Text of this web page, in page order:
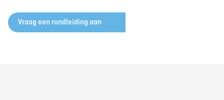
Vraag een rondleiding aan